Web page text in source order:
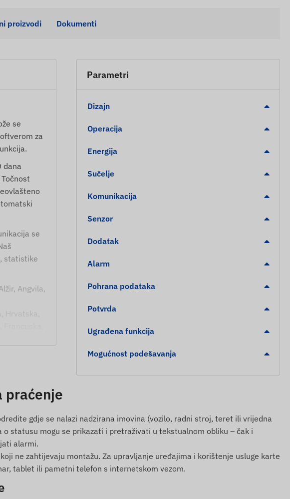
proizvodi Dokumenti
se
za
dana
se
statistike
Angvila,
Slovenija,
Ujedinjeni
Parametri
Dizajn
Operacija
Energija
Sučelje
Komunikacija
Senzor
Dodatak
Alarm
Pohrana podataka
Potvrda
Ugrađena funkcija
Mogućnost podešavanja
praćenje
gdje se nalazi nadzirana imovina (vozilo, radni stroj, teret ili vrijedna
statusu mogu se prikazati i pretraživati u tekstualnom obliku – čak i
alarmi.
ne zahtijevaju montažu. Za upravljanje uređajima i korištenje usluge karte
tablet ili pametni telefon s internetskom vezom.